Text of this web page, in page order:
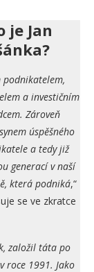
je Jan
nka?
podnikatelem,
a investičním
Zároveň
úspěšného
a tedy již
generací v naší
která podniká,“
se ve zkratce
založil táta po
roce 1991. Jako